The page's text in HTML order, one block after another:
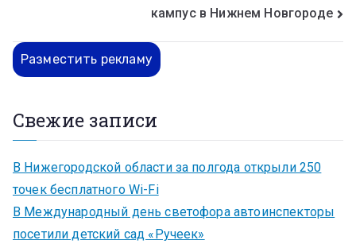
кампус в Нижнем Новгороде
Разместить рекламу
Свежие записи
В Нижегородской области за полгода открыли 250
точек бесплатного Wi-Fi
В Международный день светофора автоинспекторы
посетили детский сад «Ручеек»